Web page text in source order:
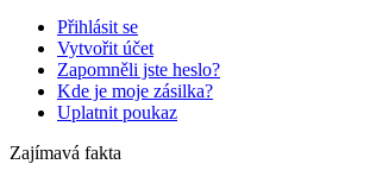
Přihlásit se
Vytvořit účet
Zapomněli jste heslo?
Kde je moje zásilka?
Uplatnit poukaz
Zajímavá fakta